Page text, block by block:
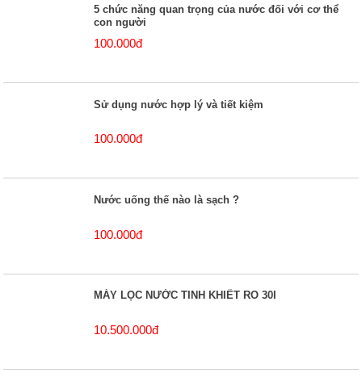
5 chức năng quan trọng của nước đối với cơ thể
con người
100.000đ
Sử dụng nước hợp lý và tiết kiệm
100.000đ
Nước uống thế nào là sạch ?
100.000đ
MÁY LỌC NƯỚC TINH KHIẾT RO 30l
10.500.000đ